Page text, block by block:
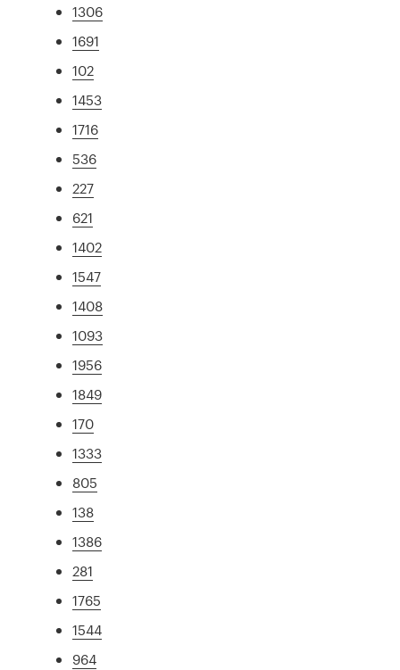
1306
1691
102
1453
1716
536
227
621
1402
1547
1408
1093
1956
1849
170
1333
805
138
1386
281
1765
1544
964